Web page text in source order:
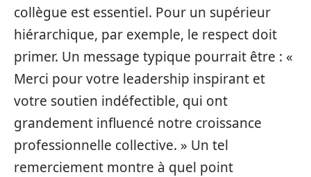
collègue est essentiel. Pour un supérieur
hiérarchique, par exemple, le respect doit
primer. Un message typique pourrait être : «
Merci pour votre leadership inspirant et
votre soutien indéfectible, qui ont
grandement influencé notre croissance
professionnelle collective. » Un tel
remerciement montre à quel point